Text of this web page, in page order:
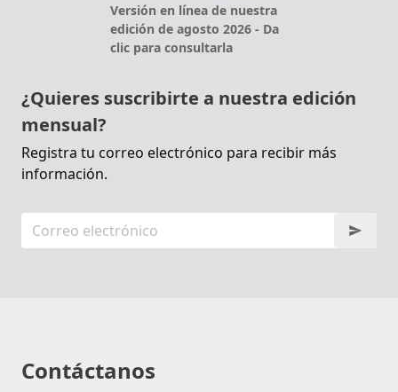
Versión en línea de nuestra
edición de agosto 2026 - Da
clic para consultarla
¿Quieres suscribirte a nuestra edición
mensual?
Registra tu correo electrónico para recibir más
información.
Contáctanos